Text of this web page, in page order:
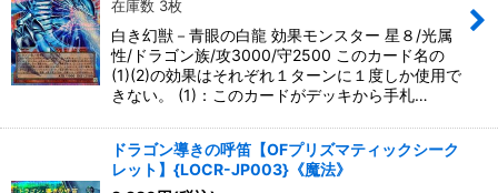
在庫数 3枚
白き幻獣－青眼の白龍 効果モンスター 星８/光属
性/ドラゴン族/攻3000/守2500 このカード名の
(1)(2)の効果はそれぞれ１ターンに１度しか使用で
きない。 (1)：このカードがデッキから手札…
ドラゴン導きの呼笛【OFプリズマティックシーク
レット】{LOCR-JP003}《魔法》